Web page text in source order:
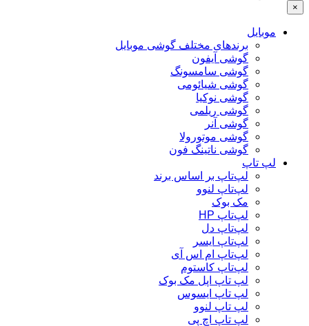
×
موبایل
برندهای مختلف گوشی موبایل
گوشی آیفون
گوشی سامسونگ
گوشی شیائومی
گوشی نوکیا
گوشی ریلمی
گوشی آنر
گوشی موتورولا
گوشی ناتینگ فون
لپ تاپ
لپ‌تاپ بر اساس برند
لپ‌تاپ لنوو
مک بوک
لپ‌تاپ HP
لپ‌تاپ دل
لپ‌تاپ ایسر
لپ‌تاپ ام اس آی
لپ‌تاپ کاستوم
لپ تاپ اپل مک بوک
لپ تاپ ایسوس
لپ تاپ لنوو
لپ تاپ اچ پی